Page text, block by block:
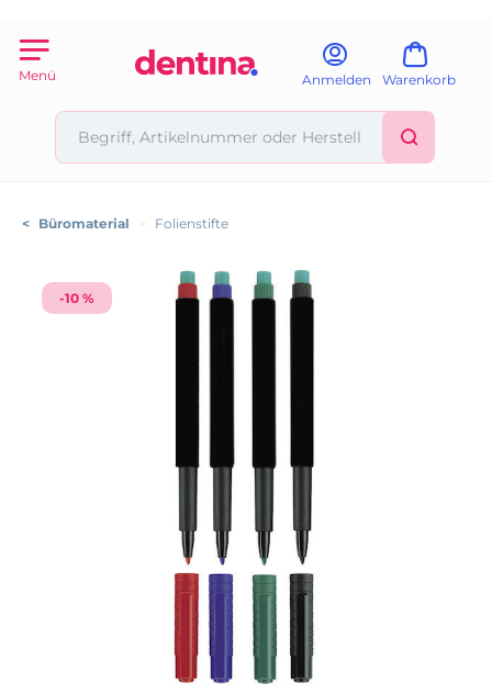
Menü Anmelden Warenkorb
< Büromaterial > Folienstifte
-10 %